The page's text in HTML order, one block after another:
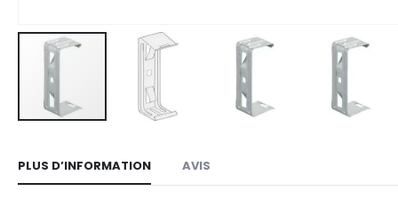
the
PLUS D’INFORMATION AVIS